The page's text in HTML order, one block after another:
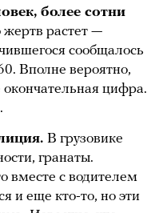
более сотни
жертв растет —
сообщалось
Вполне вероятно,
цифра.
В грузовике
гранаты.
вместе с водителем
и еще кто-то, но эти